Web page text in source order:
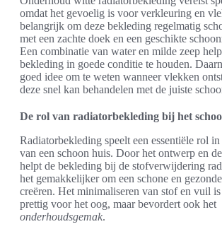
omdat het gevoelig is voor verkleuring en
belangrijk om deze bekleding regelmatig
met een zachte doek en een geschikte
Een combinatie van water en milde zeep
bekleding in goede conditie te houden.
goed idee om te weten wanneer vlekken
deze snel kan behandelen met de juiste
De rol van radiatorbekleding bij het
Radiatorbekleding speelt een essentiële rol
van een schoon huis. Door het ontwerp en
helpt de bekleding bij de stofverwijdering
het gemakkelijker om een schone en
creëren. Het minimaliseren van stof en vuil
prettig voor het oog, maar bevordert ook het
onderhoudsgemak.